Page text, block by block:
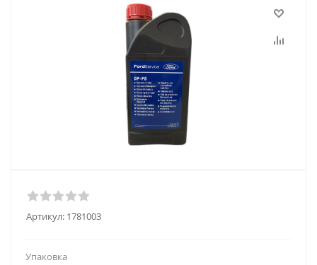
Артикул: 1781003
Упаковка